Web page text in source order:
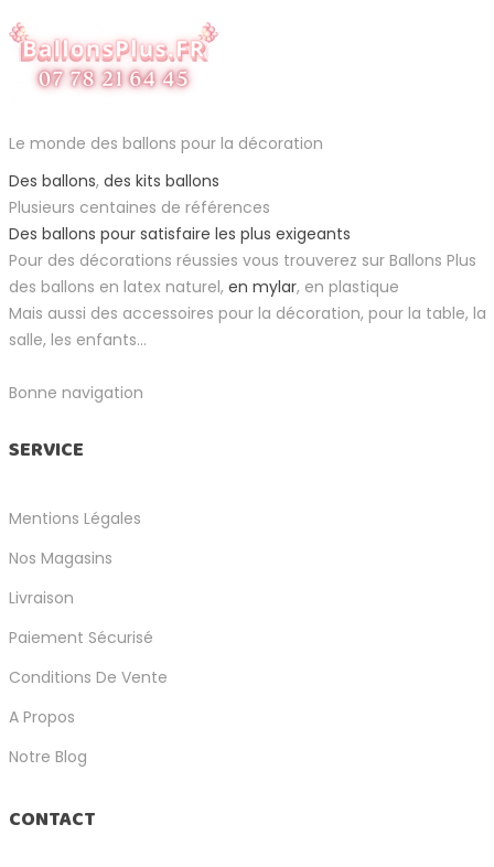
Le monde des ballons pour la décoration
Des ballons, des kits ballons
Plusieurs centaines de références
Des ballons pour satisfaire les plus exigeants
Pour des décorations réussies vous trouverez sur Ballons Plus
des ballons en latex naturel, en mylar, en plastique
Mais aussi des accessoires pour la décoration, pour la table, la
salle, les enfants...
Bonne navigation
SERVICE
Mentions Légales
Nos Magasins
Livraison
Paiement Sécurisé
Conditions De Vente
A Propos
Notre Blog
CONTACT